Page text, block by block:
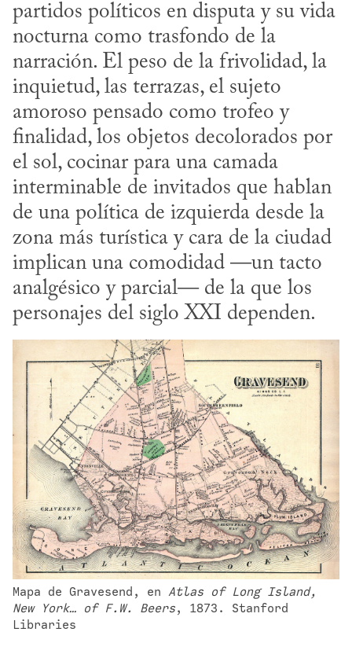
partidos políticos en disputa y su vida
nocturna como trasfondo de la
narración. El peso de la frivolidad, la
inquietud, las terrazas, el sujeto
amoroso pensado como trofeo y
finalidad, los objetos decolorados por
el sol, cocinar para una camada
interminable de invitados que hablan
de una política de izquierda desde la
zona más turística y cara de la ciudad
implican una comodidad —un tacto
analgésico y parcial— de la que los
personajes del siglo XXI dependen.
Mapa de Gravesend, en Atlas of Long Island,
New York… of F.W. Beers, 1873. Stanford
Libraries